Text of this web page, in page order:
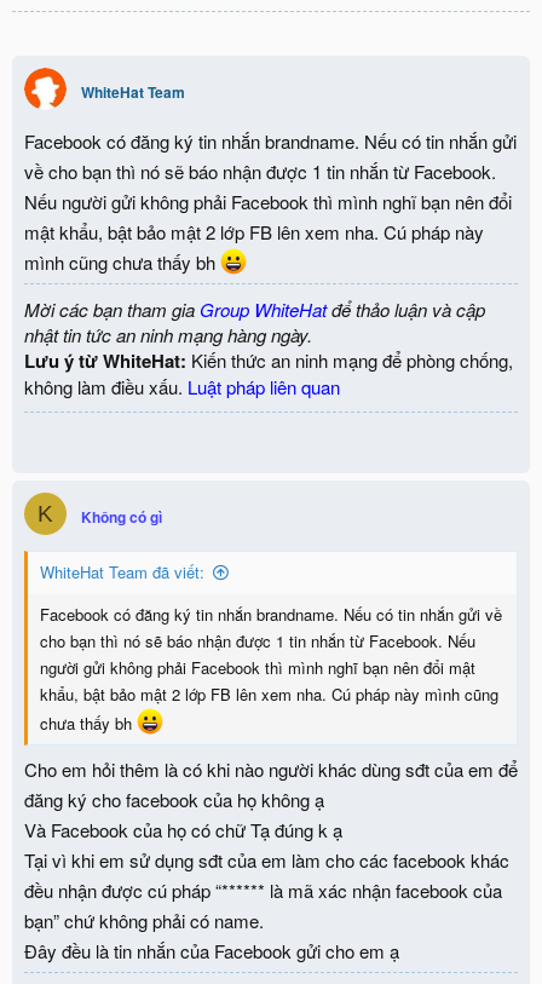
WhiteHat Team
Facebook có đăng ký tin nhắn brandname. Nếu có tin nhắn gửi
về cho bạn thì nó sẽ báo nhận được 1 tin nhắn từ Facebook.
Nếu người gửi không phải Facebook thì mình nghĩ bạn nên đổi
mật khẩu, bật bảo mật 2 lớp FB lên xem nha. Cú pháp này
mình cũng chưa thấy bh
Mời các bạn tham gia Group WhiteHatđể thảo luận và cập
nhật tin tức an ninh mạng hàng ngày.
Lưu ý từ WhiteHat: Kiến thức an ninh mạng để phòng chống,
không làm điều xấu. Luật pháp liên quan
K Không có gì
WhiteHat Team đã viết:
Facebook có đăng ký tin nhắn brandname. Nếu có tin nhắn gửi về
cho bạn thì nó sẽ báo nhận được 1 tin nhắn từ Facebook. Nếu
người gửi không phải Facebook thì mình nghĩ bạn nên đổi mật
khẩu, bật bảo mật 2 lớp FB lên xem nha. Cú pháp này mình cũng
chưa thấy bh
Cho em hỏi thêm là có khi nào người khác dùng sđt của em để
đăng ký cho facebook của họ không ạ
Và Facebook của họ có chữ Tạ đúng k ạ
Tại vì khi em sử dụng sđt của em làm cho các facebook khác
đều nhận được cú pháp “****** là mã xác nhận facebook của
bạn” chứ không phải có name.
Đây đều là tin nhắn của Facebook gửi cho em ạ